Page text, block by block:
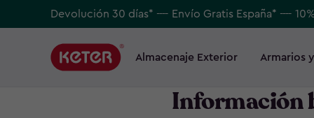
to
Devolución 30 días* ---- Envío Gratis España* ----
navigation
Almacenaje Exterior Armarios
Main
Información